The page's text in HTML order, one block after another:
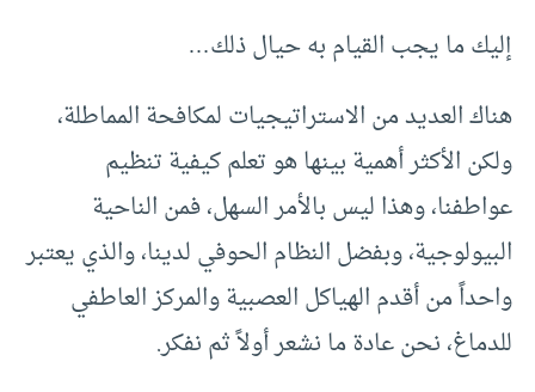
إليك ما يجب القيام به حيال ذلك…
هناك العديد من الاستراتيجيات لمكافحة المماطلة،
ولكن الأكثر أهمية بينها هو تعلم كيفية تنظيم
عواطفنا، وهذا ليس بالأمر السهل، فمن الناحية
البيولوجية، وبفضل النظام الحوفي لدينا، والذي يعتبر
واحداً من أقدم الهياكل العصبية والمركز العاطفي
للدماغ، نحن عادة ما نشعر أولاً ثم نفكر.